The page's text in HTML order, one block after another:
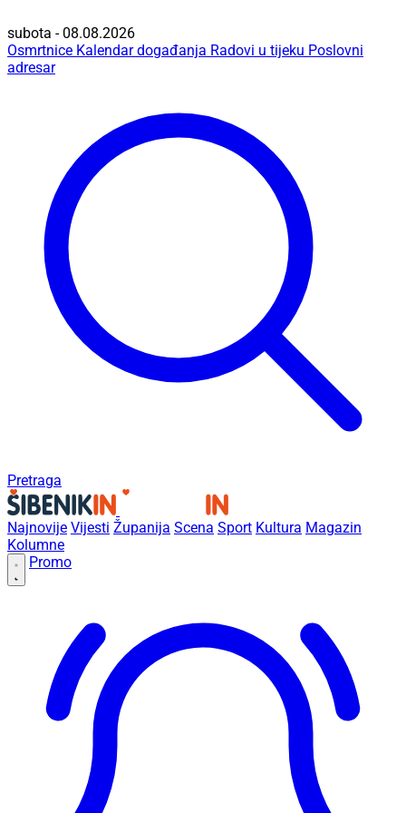
subota - 08.08.2026
Osmrtnice Kalendar događanja Radovi u tijeku Poslovni
adresar
Pretraga
Najnovije Vijesti Županija Scena Sport Kultura Magazin
Kolumne
Promo